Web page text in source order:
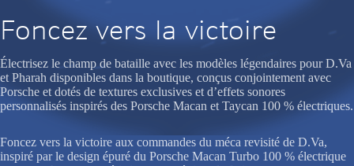
Foncez vers la victoire
Électrisez le champ de bataille avec les modèles légendaires pour D.Va
et Pharah disponibles dans la boutique, conçus conjointement avec
Porsche et dotés de textures exclusives et d’effets sonores
personnalisés inspirés des Porsche Macan et Taycan 100 % électriques.
Foncez vers la victoire aux commandes du méca revisité de D.Va,
inspiré par le design épuré du Porsche Macan Turbo 100 % électrique